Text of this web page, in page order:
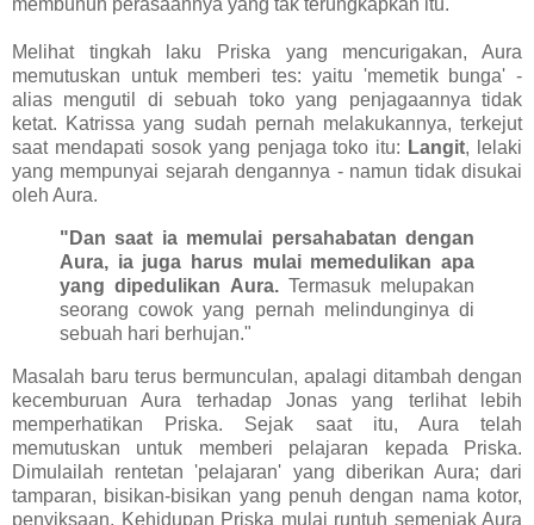
membunuh perasaannya yang tak terungkapkan itu.
Melihat tingkah laku Priska yang mencurigakan, Aura
memutuskan untuk memberi tes: yaitu 'memetik bunga' -
alias mengutil di sebuah toko yang penjagaannya tidak
ketat. Katrissa yang sudah pernah melakukannya, terkejut
saat mendapati sosok yang penjaga toko itu: Langit, lelaki
yang mempunyai sejarah dengannya - namun tidak disukai
oleh Aura.
"Dan saat ia memulai persahabatan dengan
Aura, ia juga harus mulai memedulikan apa
yang dipedulikan Aura.Termasuk melupakan
seorang cowok yang pernah melindunginya di
sebuah hari berhujan."
Masalah baru terus bermunculan, apalagi ditambah dengan
kecemburuan Aura terhadap Jonas yang terlihat lebih
memperhatikan Priska. Sejak saat itu, Aura telah
memutuskan untuk memberi pelajaran kepada Priska.
Dimulailah rentetan 'pelajaran' yang diberikan Aura; dari
tamparan, bisikan-bisikan yang penuh dengan nama kotor,
penyiksaan. Kehidupan Priska mulai runtuh semenjak Aura